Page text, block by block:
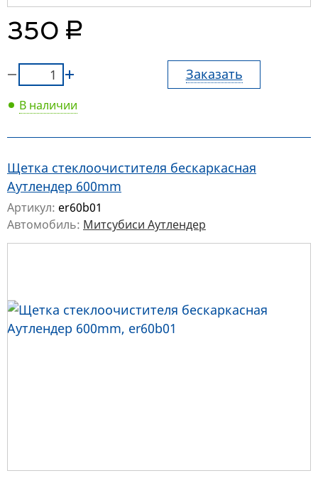
350 руб.
Заказать
В наличии
Щетка стеклоочистителя бескаркасная
Аутлендер 600mm
Артикул: er60b01
Автомобиль: Митсубиси Аутлендер